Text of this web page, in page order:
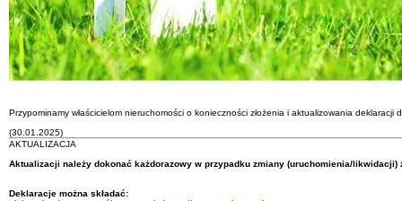
Przypominamy właścicielom nieruchomości o konieczności złożenia i aktualizowania
(30.01.2025)
AKTUALIZACJA
Aktualizacji należy dokonać każdorazowy w przypadku zmiany (uruchomienia/likwidacji)
Deklaracje można składać: